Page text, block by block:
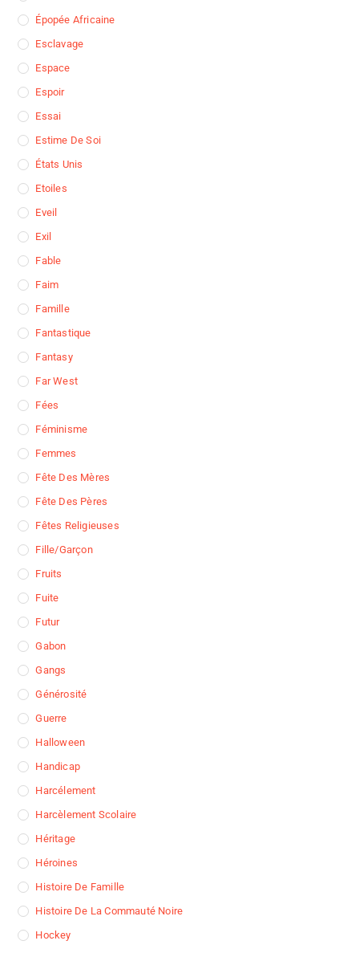
Épopée Africaine
Esclavage
Espace
Espoir
Essai
Estime De Soi
États Unis
Etoiles
Eveil
Exil
Fable
Faim
Famille
Fantastique
Fantasy
Far West
Fées
Féminisme
Femmes
Fête Des Mères
Fête Des Pères
Fêtes Religieuses
Fille/garçon
Fruits
Fuite
Futur
Gabon
Gangs
Générosité
Guerre
Halloween
Handicap
Harcélement
Harcèlement Scolaire
Héritage
Héroines
Histoire De Famille
Histoire De La Commauté Noire
Hockey